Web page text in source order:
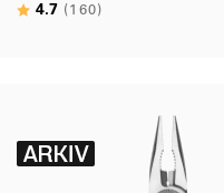
Karakter:
4.7 (160)